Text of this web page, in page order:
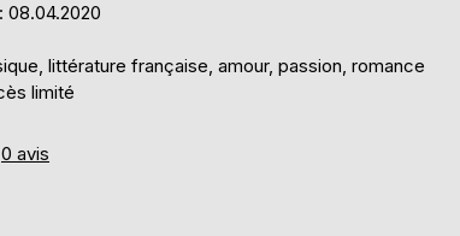
08.04.2020
littérature française, amour, passion, romance
limité
0 avis